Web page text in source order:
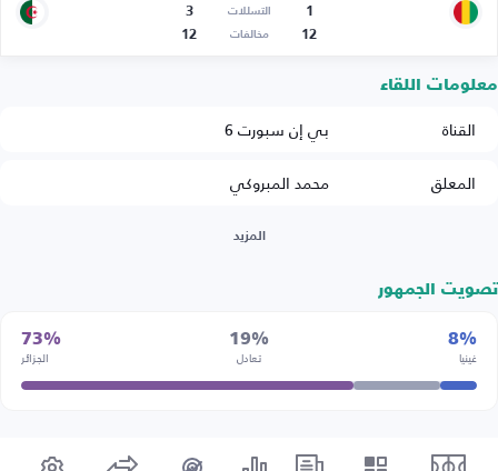
1
التسللات
3
12
مخالفات 12
معلومات اللقاء
القناة
بي إن سبورت 6
المعلق
محمد المبروكي
المزيد
تصويت الجمهور
8%
غينيا
19%
تعادل
73%
الجزائر